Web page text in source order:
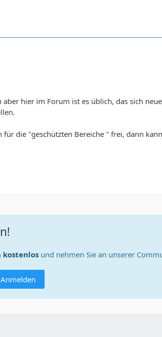
hier im Forum ist es üblich, das sich
die "geschützten Bereiche " frei, dann
kostenlos und nehmen Sie an unserer
Anmelden